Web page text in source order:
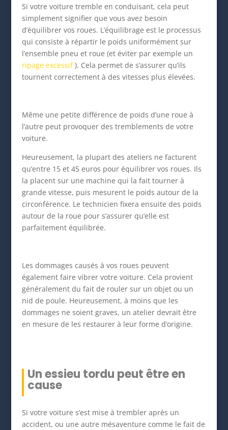
Si votre voiture tremble en conduisant, cela peut
simplement signifier que vous avez besoin
d’équilibrer vos roues. L’équilibrage est le processus
qui consiste à répartir le poids uniformément sur
l’ensemble pneu et roue (et éviter par exemple un
ripage excessif). Cela permet de s’assurer qu’ils
tournent correctement à des vitesses plus élevées.
Même une petite différence de poids d’une roue à
l’autre peut provoquer des tremblements de votre
voiture.
Heureusement, la plupart des ateliers ne facturent
qu’entre 15 et 45 euros pour équilibrer vos roues. Ils
la placent sur une machine qui la fait tourner à
grande vitesse, puis mesurent le poids autour de la
circonférence. Le technicien fixera ensuite des poids
autour de la roue pour s’assurer qu’elle est
parfaitement équilibrée.
Les dommages causés à vos roues peuvent
également faire vibrer votre voiture. Cela provient
généralement du fait de rouler sur un objet ou un
nid de poule. Heureusement, à moins que les
dommages ne soient graves, un atelier devrait être
en mesure de les restaurer à leur forme d’origine.
Un essieu tordu peut être en
cause
Si votre voiture s’est mise à trembler après un
accident, ou une autre mésaventure comme le fait de